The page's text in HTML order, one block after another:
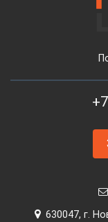
630047, г.